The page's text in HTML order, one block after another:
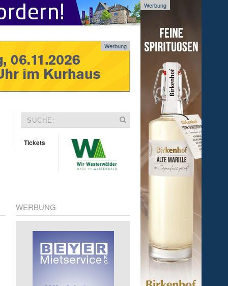
Werbung
Werbung
Tickets
WERBUNG